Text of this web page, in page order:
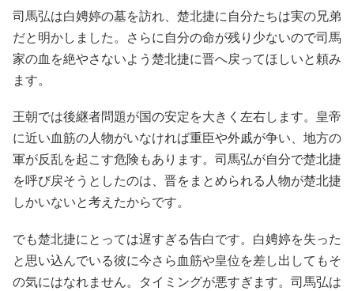
司馬弘は白娉婷の墓を訪れ、楚北捷に自分たちは実の兄弟
だと明かしました。さらに自分の命が残り少ないので司馬
家の血を絶やさないよう楚北捷に晋へ戻ってほしいと頼み
ます。
王朝では後継者問題が国の安定を大きく左右します。皇帝
に近い血筋の人物がいなければ重臣や外戚が争い、地方の
軍が反乱を起こす危険もあります。司馬弘が自分で楚北捷
を呼び戻そうとしたのは、晋をまとめられる人物が楚北捷
しかいないと考えたからです。
でも楚北捷にとっては遅すぎる告白です。白娉婷を失った
と思い込んでいる彼に今さら血筋や皇位を差し出してもそ
の気にはなれません。タイミングが悪すぎます。司馬弘は